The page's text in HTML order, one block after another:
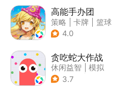
高能手办团
策略 卡牌
篮球
| 美少女
4.0
贪吃蛇大作战
休闲益智
模拟
| 贪吃蛇
3.7